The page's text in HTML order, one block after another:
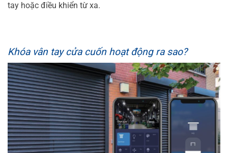
tay hoặc điều khiển từ xa.
Khóa vân tay cửa cuốn hoạt động ra sao?